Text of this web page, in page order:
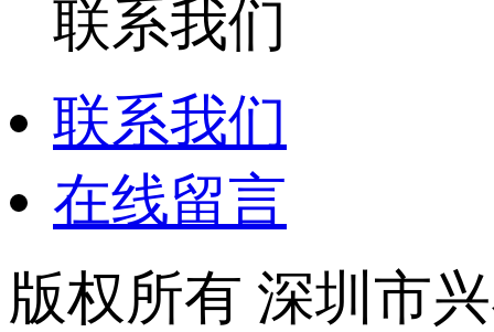
联系我们
联系我们
在线留言
版权所有 深圳市